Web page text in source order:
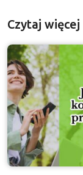
Czytaj więcej